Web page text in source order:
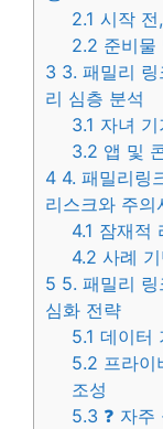
2.1 시작
2.2 준비물
3 3. 패밀리
리 심층 분석
3.1 자녀
3.2 앱 및
4 4. 패밀리링
리스크와 주의
4.1 잠재적
4.2 사례
5 5. 패밀리
심화 전략
5.1 데이터
5.2 프라이
조성
5.3 ❓ 자